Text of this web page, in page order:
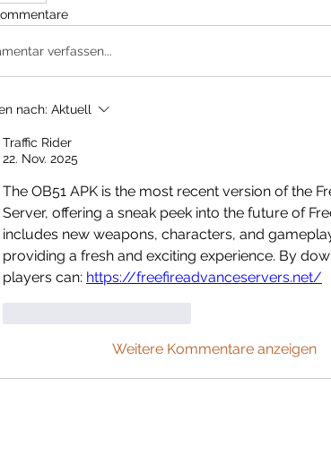
verfassen...
nach: Aktuell
Traffic Rider
22. Nov. 2025
The OB51 APK is the most recent version of the
Server, offering a sneak peek into the future of
includes new weapons, characters, and
providing a fresh and exciting experience. By
players can: https://freefireadvanceservers.net/
Weitere Kommentare anzeigen